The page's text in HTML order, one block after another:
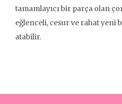
tamamlayıcı bir parça olan
eğlenceli, cesur ve rahat yeni
atabilir.